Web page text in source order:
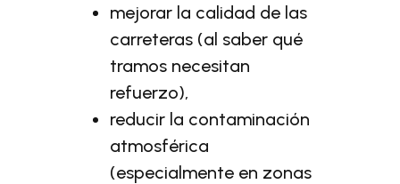
mejorar la calidad de las
carreteras (al saber qué
tramos necesitan
refuerzo),
reducir la contaminación
atmosférica
(especialmente en zonas